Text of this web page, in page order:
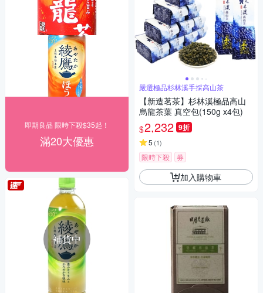
即期良品 限時下殺$35起！
滿20大優惠
補貨中
嚴選極品杉林溪手採高山茶
【新造茗茶】杉林溪極品高山
烏龍茶葉 真空包(150g x4包)
$2,232 9折
5 (1)
限時下殺 券
加入購物車